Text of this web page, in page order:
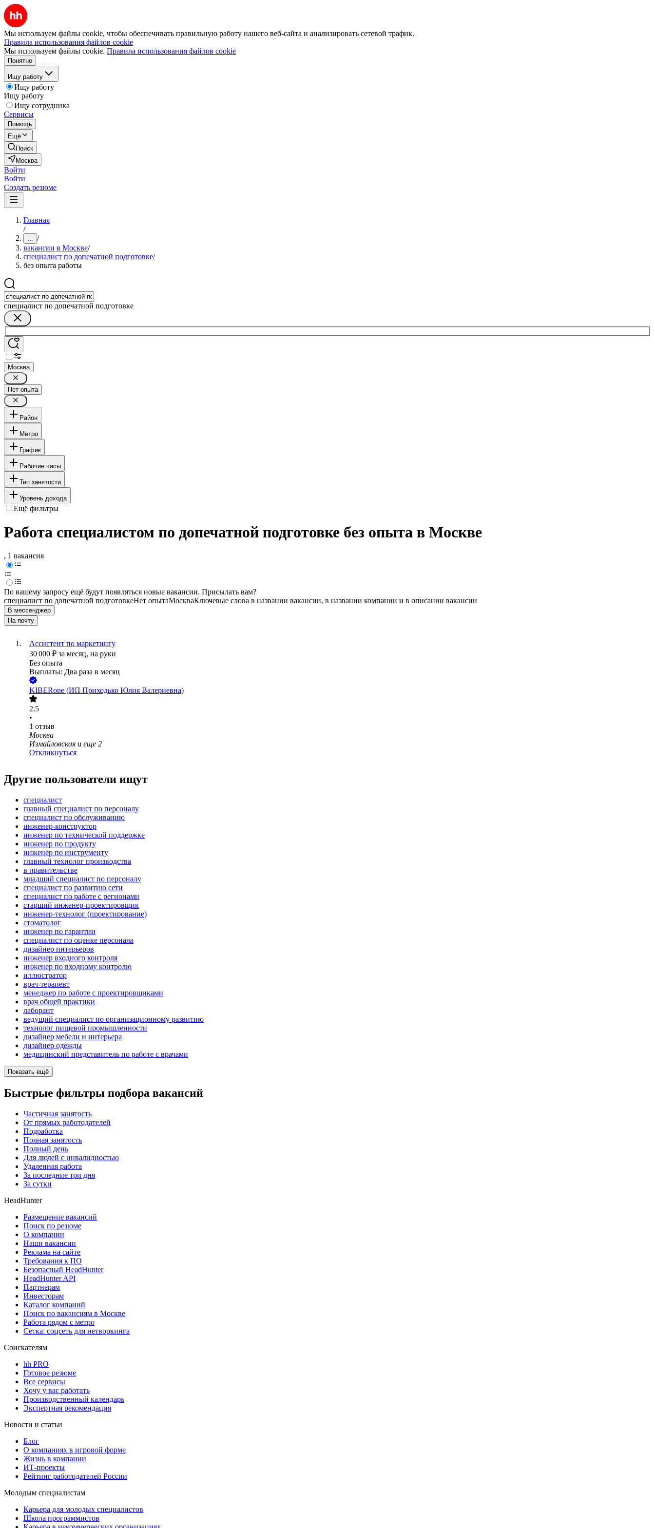
Мы используем файлы cookie, чтобы обеспечивать правильную работу нашего веб-сайта и анализировать сетевой трафик.
Правила использования файлов cookie
Мы используем файлы cookie. Правила использования файлов cookie
Понятно
Ищу работу
Ищу работу
Ищу работу
Ищу сотрудника
Сервисы
Помощь
Ещё
Поиск
Москва
Войти
Войти
Создать резюме
Главная
/
... /
вакансии в Москве/
специалист по допечатной подготовке/
без опыта работы
специалист по допечатной подготовке
Москва
Нет опыта
Район
Метро
График
Рабочие часы
Тип занятости
Уровень дохода
Ещё фильтры
Работа специалистом по допечатной подготовке без опыта в Москве
, 1 вакансия
По вашему запросу ещё будут появляться новые вакансии. Присылать вам?
специалист по допечатной подготовкеНет опытаМоскваКлючевые слова в названии вакансии, в названии компании и в описании вакансии
В мессенджер
На почту
Ассистент по маркетингу
30 000 ₽ за месяц, на руки
Без опыта
Выплаты: Два раза в месяц
KIBERone (ИП Приходько Юлия Валериевна)
2.5
•
1 отзыв
Москва
Измайловская и еще 2
Откликнуться
Другие пользователи ищут
специалист
главный специалист по персоналу
специалист по обслуживанию
инженер-конструктор
инженер по технической поддержке
инженер по продукту
инженер по инструменту
главный технолог производства
в правительстве
младший специалист по персоналу
специалист по развитию сети
специалист по работе с регионами
старший инженер-проектировщик
инженер-технолог (проектирование)
стоматолог
инженер по гарантии
специалист по оценке персонала
дизайнер интерьеров
инженер входного контроля
инженер по входному контролю
иллюстратор
врач-терапевт
менеджер по работе с проектировщиками
врач общей практики
лаборант
ведущий специалист по организационному развитию
технолог пищевой промышленности
дизайнер мебели и интерьера
дизайнер одежды
медицинский представитель по работе с врачами
Показать ещё
Быстрые фильтры подбора вакансий
Частичная занятость
От прямых работодателей
Подработка
Полная занятость
Полный день
Для людей с инвалидностью
Удаленная работа
За последние три дня
За сутки
HeadHunter
Размещение вакансий
Поиск по резюме
О компании
Наши вакансии
Реклама на сайте
Требования к ПО
Безопасный HeadHunter
HeadHunter API
Партнерам
Инвесторам
Каталог компаний
Поиск по вакансиям в Москве
Работа рядом с метро
Сетка: соцсеть для нетворкинга
Соискателям
hh PRO
Готовое резюме
Все сервисы
Хочу у вас работать
Производственный календарь
Экспертная рекомендация
Новости и статьи
Блог
О компаниях в игровой форме
Жизнь в компании
ИТ-проекты
Рейтинг работодателей России
Молодым специалистам
Карьера для молодых специалистов
Школа программистов